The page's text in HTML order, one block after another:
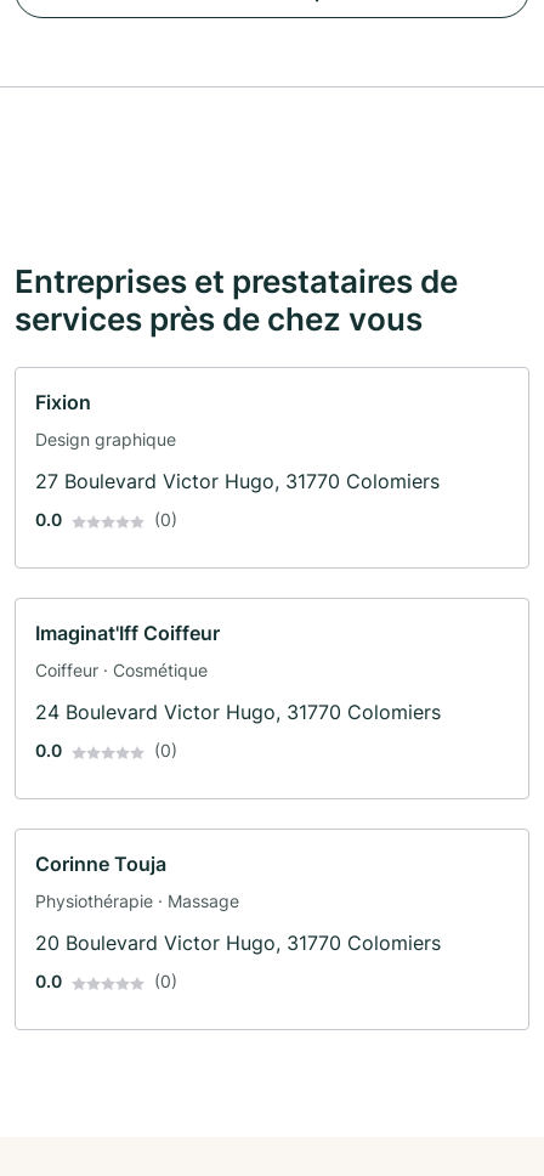
Entreprises et prestataires de
services près de chez vous
Fixion
Design graphique
27 Boulevard Victor Hugo, 31770 Colomiers
0.0 (0)
Imaginat'Iff Coiffeur
Coiffeur · Cosmétique
24 Boulevard Victor Hugo, 31770 Colomiers
0.0 (0)
Corinne Touja
Physiothérapie · Massage
20 Boulevard Victor Hugo, 31770 Colomiers
0.0 (0)